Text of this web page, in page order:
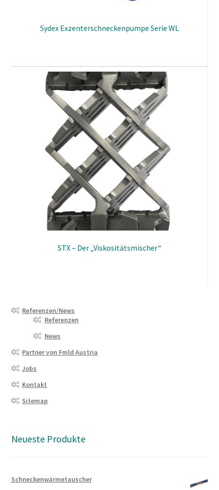
Sydex Exzenterschneckenpumpe Serie WL
STX – Der „Viskositätsmischer“
Referenzen/News
Referenzen
News
Partner von Fmld Austria
Jobs
Kontakt
Sitemap
Neueste Produkte
Schneckenwärmetauscher